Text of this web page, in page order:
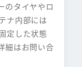
のタイヤやロ
ナ内部には
定した状態
細はお問い合